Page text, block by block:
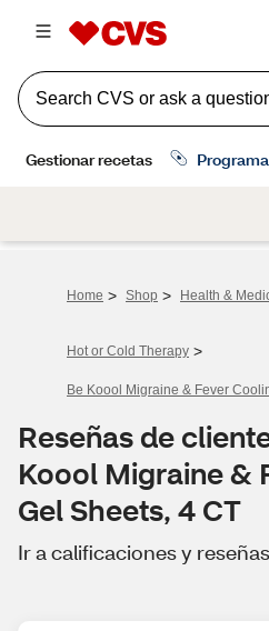
Home > Shop > Health &
Hot or Cold Therapy >
Be Koool Migraine & Fever
Reseñas de
Koool Migraine &
Gel Sheets, 4 CT
Ir a calificaciones y reseñas